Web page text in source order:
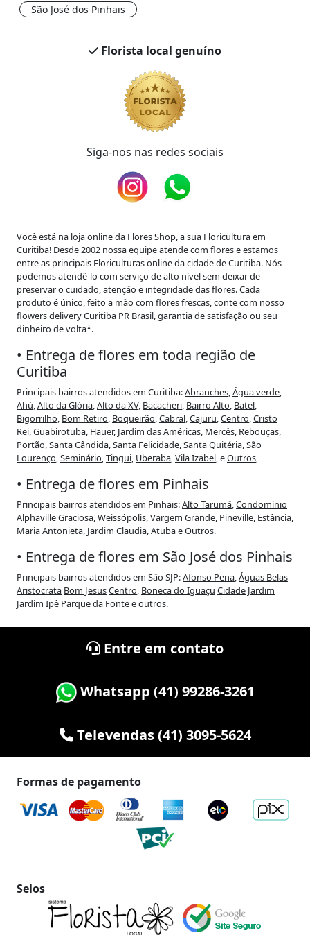
São José dos Pinhais
Florista local genuíno
Siga-nos nas redes sociais
Você está na loja online da Flores Shop,a sua Floricultura em
Curitiba! Desde 2002 nossa equipe atende com flores e estamos
entre as principais Floriculturas online da cidade de Curitiba. Nós
podemos atendê-lo com serviço de alto nível sem deixar de
preservar o cuidado, atenção e integridade das flores. Cada
produto é único, feito a mão com flores frescas, conte com nosso
flowers delivery Curitiba PR Brasil, garantia de satisfação ou seu
dinheiro de volta*.
• Entrega de flores em toda região de
Curitiba
Principais bairros atendidos em Curitiba:Abranches,Água verde,
Ahú,Alto da Glória,Alto da XV, Bacacheri, Bairro Alto, Batel,
Bigorrilho, Bom Retiro, Boqueirão,Cabral,Cajuru,Centro,Cristo
Rei,Guabirotuba, Hauer, Jardim das Américas, Mercês, Rebouças,
Portão,Santa Cândida,Santa Felicidade,Santa Quitéria,São
Lourenço,Seminário,Tingui, Uberaba,Vila Izabel, eOutros,
• Entrega de flores em Pinhais
Principais bairros atendidos em Pinhais:Alto Tarumã,Condomínio
Alphaville Graciosa,Weissópolis,Vargem Grande, Pineville, Estância,
Maria Antonieta, Jardim Claudia,AtubaeOutros.
• Entrega de flores em São José dos Pinhais
Principais bairros atendidos em São SJP:Afonso Pena,Águas Belas
Aristocrata Bom JesusCentro, Boneca do Iguaçu Cidade Jardim
Jardim Ipê Parque da Fonteeoutros.
Entre em contato
Whatsapp (41) 99286-3261
Televendas (41) 3095-5624
Formas de pagamento
Selos